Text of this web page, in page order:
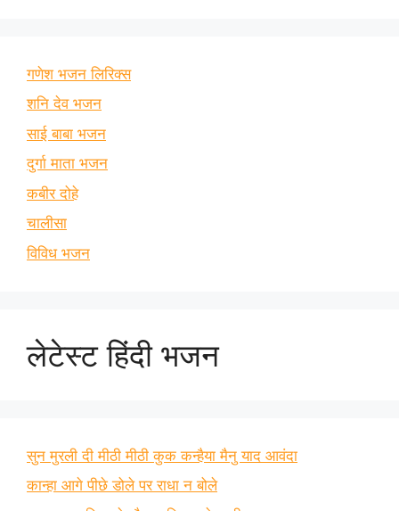
गणेश भजन लिरिक्स
शनि देव भजन
साई बाबा भजन
दुर्गा माता भजन
कबीर दोहे
चालीसा
विविध भजन
लेटेस्ट हिंदी भजन
सुन मुरली दी मीठी मीठी कुक कन्हैया मैनु याद आवंदा
कान्हा आगे पीछे डोले पर राधा न बोले